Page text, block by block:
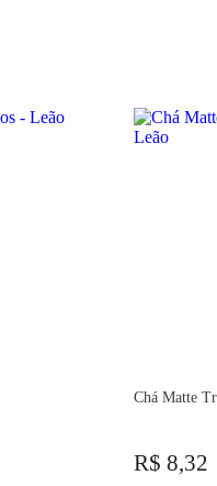
Chá Matte
R$ 8,32